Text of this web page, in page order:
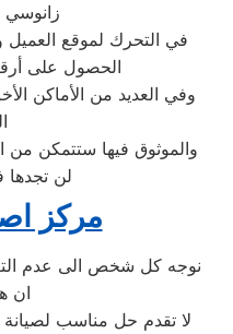
زانوسي
في التحرك لموقع العميل
الحصول على
وفي العديد من الأماكن
والموثوق فيها ستتمكن
لن
مركز
نوجه كل شخص الى عدم
ان
لا تقدم حل مناسب